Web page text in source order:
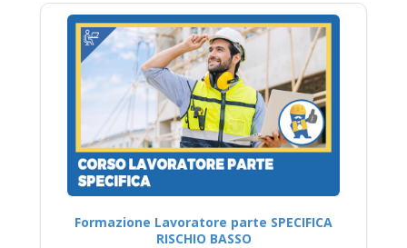
Formazione Lavoratore parte SPECIFICA
RISCHIO BASSO